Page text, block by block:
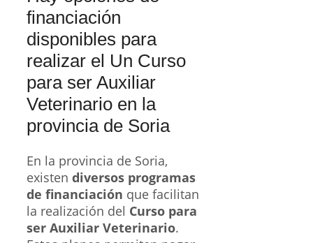
financiación
disponibles para
realizar el Un Curso
para ser Auxiliar
Veterinario en la
provincia de Soria
En la provincia de Soria,
existen diversos programas
de financiación que facilitan
la realización del Curso para
ser Auxiliar Veterinario.